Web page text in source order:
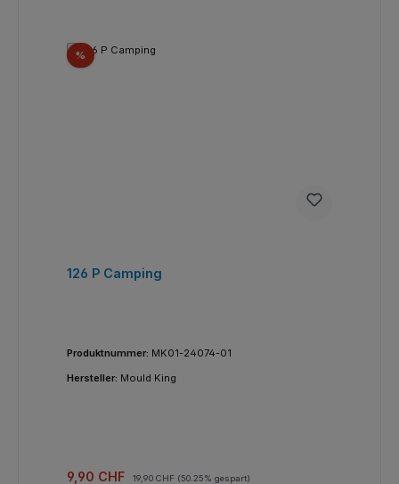
%Rabatt
126 P Camping
Produktnummer: MK01-24074-01
Hersteller: Mould King
Verkaufspreis:
9,90 CHF Regulärer Preis:
19,90 CHF (50.25% gespart)